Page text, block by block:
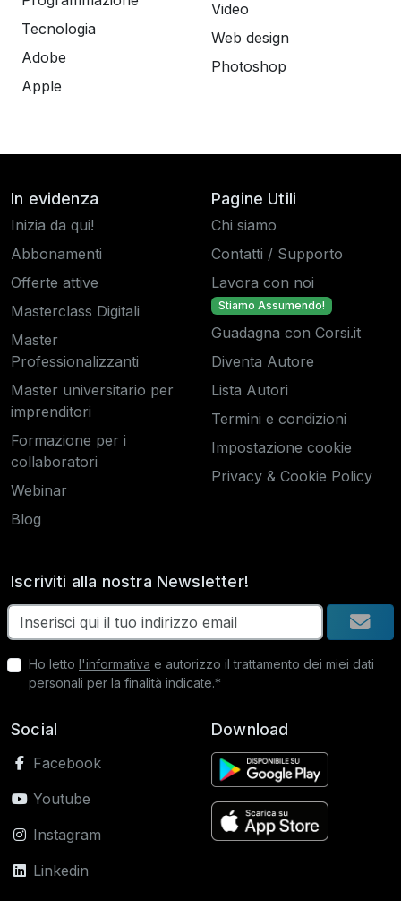
Tecnologia
Adobe
Apple
Video
Web design
Photoshop
In evidenza
Inizia da qui!
Abbonamenti
Offerte attive
Masterclass Digitali
Master
Professionalizzanti
Master universitario per
imprenditori
Formazione per i
collaboratori
Webinar
Blog
Pagine Utili
Chi siamo
Contatti / Supporto
Lavora con noi
Stiamo Assumendo!
Guadagna con Corsi.it
Diventa Autore
Lista Autori
Termini e condizioni
Impostazione cookie
Privacy & Cookie Policy
Iscriviti alla nostra Newsletter!
Ho letto l'informativa e autorizzo il trattamento dei miei dati
personali per la finalità indicate.*
Social
Facebook
Youtube
Instagram
Linkedin
Download